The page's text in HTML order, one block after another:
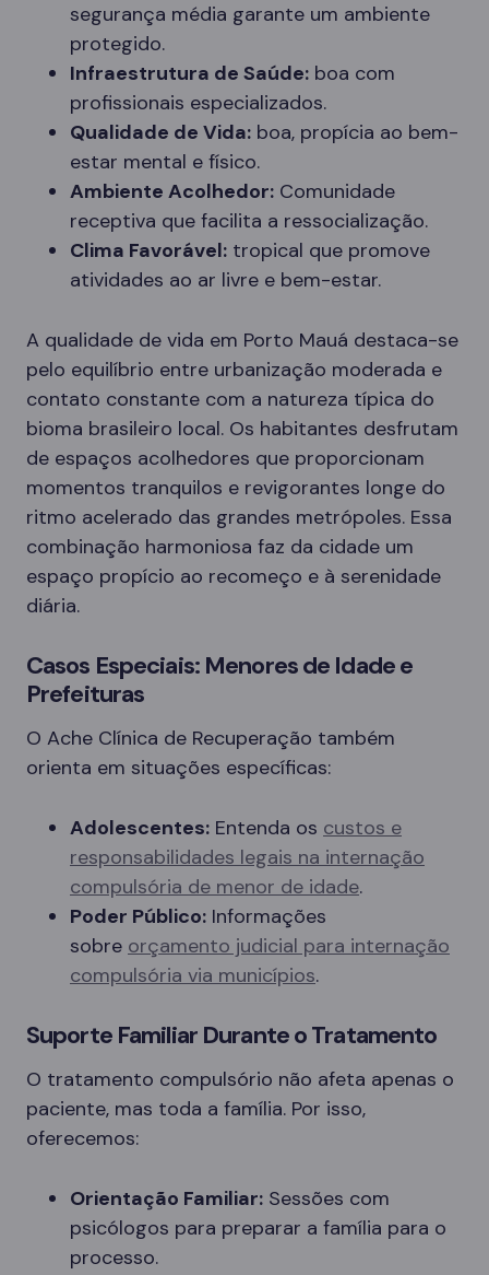
segurança média garante um ambiente
protegido.
Infraestrutura de Saúde: boa com
profissionais especializados.
Qualidade de Vida: boa, propícia ao bem-
estar mental e físico.
Ambiente Acolhedor: Comunidade
receptiva que facilita a ressocialização.
Clima Favorável: tropical que promove
atividades ao ar livre e bem-estar.
A qualidade de vida em Porto Mauá destaca-se
pelo equilíbrio entre urbanização moderada e
contato constante com a natureza típica do
bioma brasileiro local. Os habitantes desfrutam
de espaços acolhedores que proporcionam
momentos tranquilos e revigorantes longe do
ritmo acelerado das grandes metrópoles. Essa
combinação harmoniosa faz da cidade um
espaço propício ao recomeço e à serenidade
diária.
Casos Especiais: Menores de Idade e
Prefeituras
O Ache Clínica de Recuperação também
orienta em situações específicas:
Adolescentes: Entenda os custos e
responsabilidades legais na internação
compulsória de menor de idade.
Poder Público: Informações
sobre orçamento judicial para internação
compulsória via municípios.
Suporte Familiar Durante o Tratamento
O tratamento compulsório não afeta apenas o
paciente, mas toda a família. Por isso,
oferecemos:
Orientação Familiar: Sessões com
psicólogos para preparar a família para o
processo.